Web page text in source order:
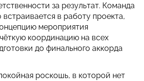
за результат. Команда
встраивается в работу проекта,
мероприятия
координацию на всех
до финального аккорда
роскошь, в которой нет